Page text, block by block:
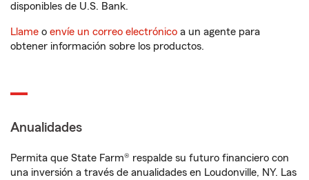
disponibles de U.S. Bank.
Llame o envíe un correo electrónico a un agente para
obtener información sobre los productos.
Anualidades
Permita que State Farm® respalde su futuro financiero con
una inversión a través de anualidades en Loudonville, NY. Las